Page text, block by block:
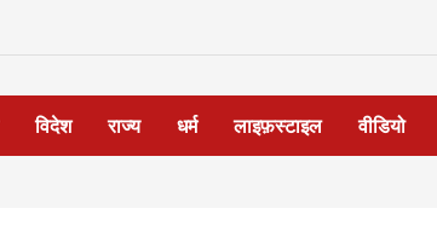
विदेश राज्य धर्म लाइफ़स्टाइल वीडियो